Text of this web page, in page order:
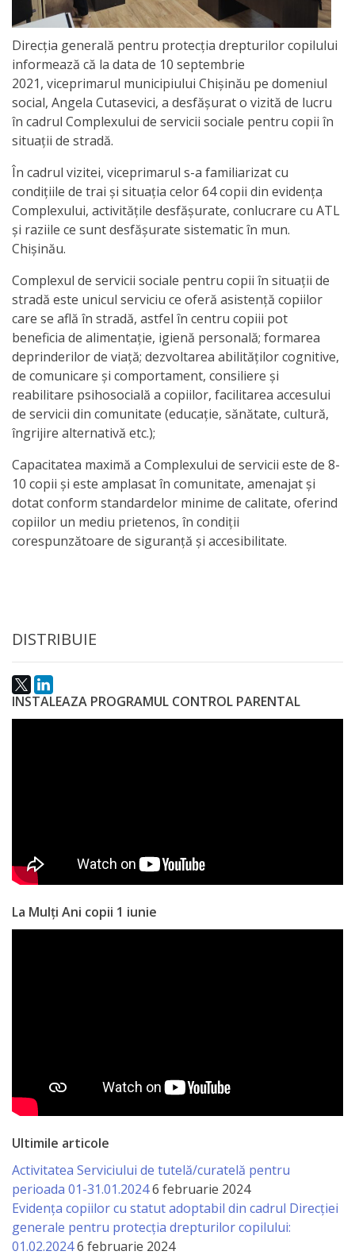
Proiecte
Rapoarte
de
activitate
Transparență
Achiziții
publice
de
participare
Planuri
de
achiziții
Anticorupție
Știri
și
și
regulamente
Legislație
interne
Media
utile
Versiunea
veche
a
paginii
web
Direcția generală pentru protecția drepturilor copilului
informează că la data de 10 septembrie
2021, viceprimarul municipiului Chișinău pe domeniul
social, Angela Cutasevici, a desfășurat o vizită de lucru
în cadrul Complexului de servicii sociale pentru copii în
situații de stradă.
În cadrul vizitei, viceprimarul s-a familiarizat cu
condițiile de trai și situația celor 64 copii din evidența
Complexului, activitățile desfășurate, conlucrare cu ATL
și raziile ce sunt desfășurate sistematic în mun.
Chișinău.
Complexul de servicii sociale pentru copii în situații de
stradă este unicul serviciu ce oferă asistență copiilor
care se află în stradă, astfel în centru copiii pot
beneficia de alimentație, igienă personală; formarea
deprinderilor de viață; dezvoltarea abilităților cognitive,
de comunicare și comportament, consiliere și
reabilitare psihosocială a copiilor, facilitarea accesului
de servicii din comunitate (educație, sănătate, cultură,
îngrijire alternativă etc.);
Capacitatea maximă a Complexului de servicii este de 8-
10 copii și este amplasat în comunitate, amenajat și
dotat conform standardelor minime de calitate, oferind
copiilor un mediu prietenos, în condiții
corespunzătoare de siguranță și accesibilitate.
DISTRIBUIE
INSTALEAZA PROGRAMUL CONTROL PARENTAL
La Mulți Ani copii 1 iunie
Ultimile articole
Activitatea Serviciului de tutelă/curatelă pentru
perioada 01-31.01.20246 februarie 2024
Evidența copiilor cu statut adoptabil din cadrul Direcției
generale pentru protecția drepturilor copilului:
01.02.20246 februarie 2024